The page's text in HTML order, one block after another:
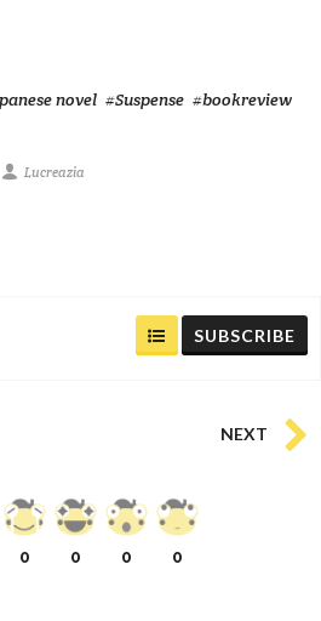
novel #Suspense #bookreview
Lucreazia
SUBSCRIBE
NEXT
0 0 0 0